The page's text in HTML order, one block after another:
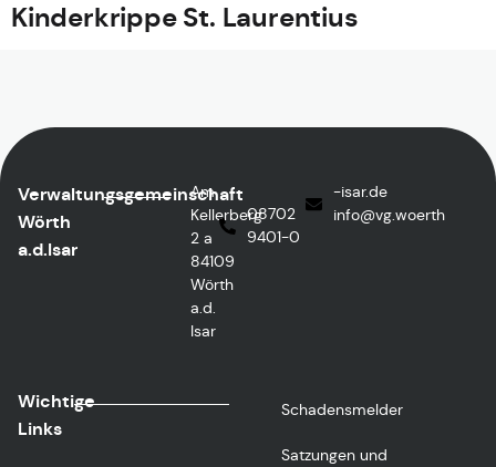
Kinderkrippe St. Laurentius
Verwaltungsgemeinschaft
Wörth
a.d.Isar
Am
Kellerberg
2 a
84109
Wörth
a.d.
Isar
08702
9401-0
ed.rasi-
htreow.gv
@ofni
Wichtige
Links
Schadensmelder
Satzungen und